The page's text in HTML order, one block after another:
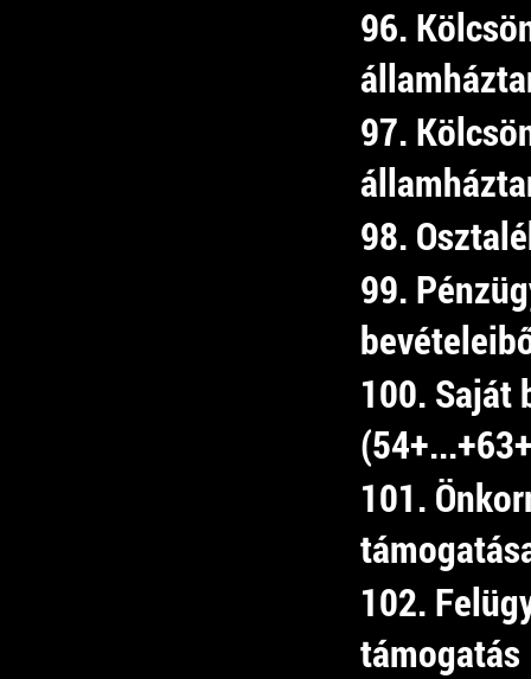
96.
97.
98.
99.
100. Saját
101.
102.
támogatás